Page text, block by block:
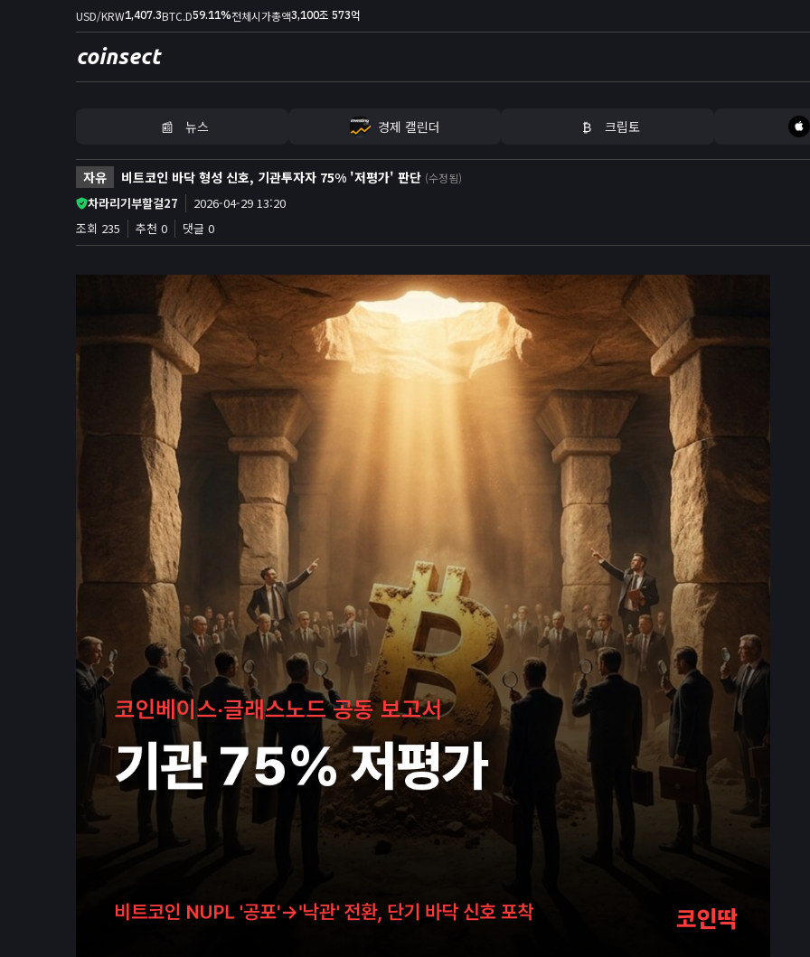
USD/KRW1,407.3BTC.D59.11%전체시가총액3,100조 573억
coinsect
실시간 포지션
인플루언서
나스닥
코스피
귀금속 포함 시가총액
📰 뉴스 경제 캘린더 ₿ 크립토
자유 비트코인 바닥 형성 신호, 기관투자자 75% '저평가' 판단 (수정됨)
차라리기부할걸27
2026-04-29 13:20
조회 235
추천 0 댓글 0